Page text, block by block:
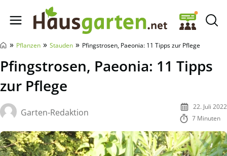
Hausgarten.net
» Pflanzen » Stauden » Pfingstrosen, Paeonia: 11 Tipps zur Pflege
Pfingstrosen, Paeonia: 11 Tipps
zur Pflege
Garten-Redaktion
22. Juli 2022
7 Minuten